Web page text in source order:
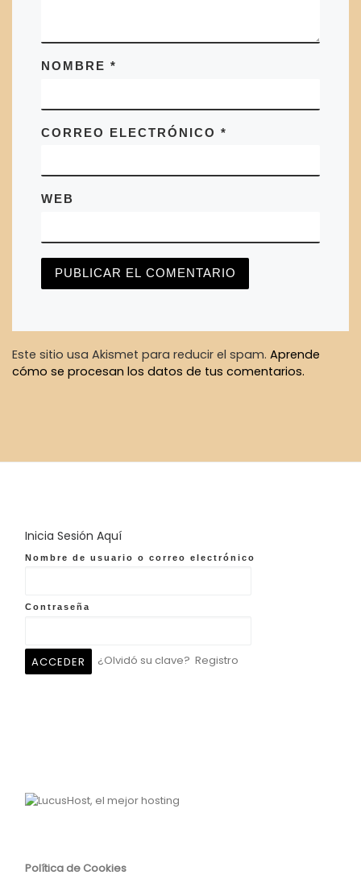
NOMBRE*
CORREO ELECTRÓNICO*
WEB
Este sitio usa Akismet para reducir el spam. Aprende
cómo se procesan los datos de tus comentarios.
Inicia Sesión Aquí
Nombre de usuario o correo electrónico
Contraseña
¿Olvidó su clave? Registro
Política de Cookies